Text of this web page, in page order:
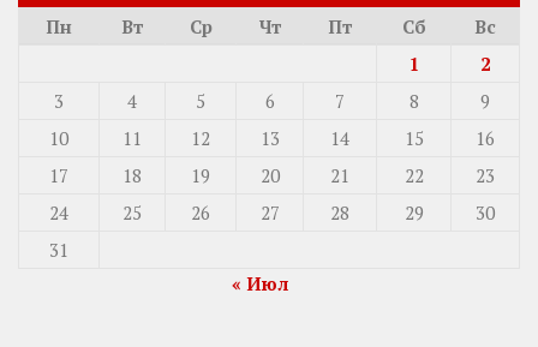
Пн
Вт Ср Чт Пт Сб
Вс
1
2
3
4 5 6 7 8
9
10
11 12 13 14 15
16
17
18 19 20 21 22
23
24
25 26 27 28 29
30
31
« Июл